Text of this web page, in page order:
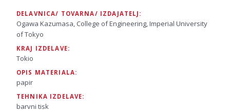
DELAVNICA/ TOVARNA/ IZDAJATELJ:
Ogawa Kazumasa, College of Engineering, Imperial University
of Tokyo
KRAJ IZDELAVE:
Tokio
OPIS MATERIALA:
papir
TEHNIKA IZDELAVE:
barvni tisk